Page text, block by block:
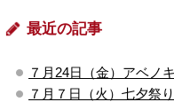
最近の記事
７月24日（金）アベノ
７月７日（火）七夕祭り